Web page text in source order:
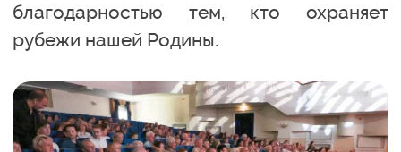
благодарностью тем, кто охраняет
рубежи нашей Родины.